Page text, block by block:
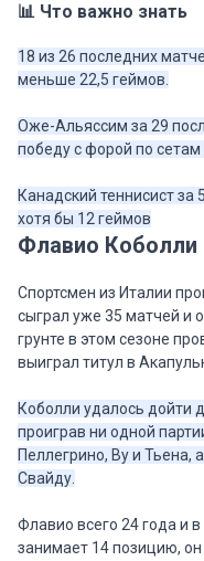
📊 Что важно знать
18 из 26 последних
меньше 22,5 геймов.
Оже-Альяссим за 29
победу с форой по сетам
Канадский теннисист
хотя бы 12 геймов
Флавио Коболли
Спортсмен из Италии
сыграл уже 35 матчей и
грунте в этом сезоне
выиграл титул в
Коболли удалось дойти
проиграв ни одной
Пеллегрино, Ву и Тьена,
Свайду.
Флавио всего 24 года и
занимает 14 позицию,